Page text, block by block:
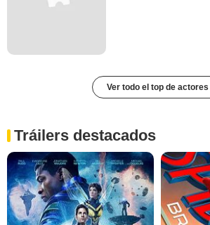
Ver todo el top de actores
Tráilers destacados